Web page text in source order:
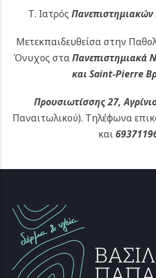
Τ. Ιατρός Πανεπιστημιακών
Μετεκπαιδευθείσα στην
Όνυχος σταΠανεπιστημιακά
και Saint-Pierre
Προυσιωτίσσης 27,
Παναιτωλικού). Τηλέφωνα
και